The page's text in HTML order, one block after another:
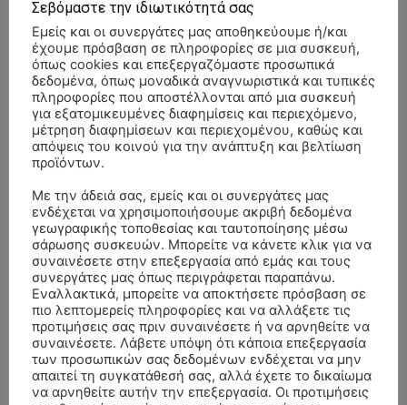
- Advertisment -
Σεβόμαστε την ιδιωτικότητά σας
Εμείς και οι συνεργάτες μας αποθηκεύουμε ή/και
έχουμε πρόσβαση σε πληροφορίες σε μια συσκευή,
όπως cookies και επεξεργαζόμαστε προσωπικά
δεδομένα, όπως μοναδικά αναγνωριστικά και τυπικές
πληροφορίες που αποστέλλονται από μια συσκευή
για εξατομικευμένες διαφημίσεις και περιεχόμενο,
μέτρηση διαφημίσεων και περιεχομένου, καθώς και
απόψεις του κοινού για την ανάπτυξη και βελτίωση
προϊόντων.
Με την άδειά σας, εμείς και οι συνεργάτες μας
ενδέχεται να χρησιμοποιήσουμε ακριβή δεδομένα
γεωγραφικής τοποθεσίας και ταυτοποίησης μέσω
σάρωσης συσκευών. Μπορείτε να κάνετε κλικ για να
συναινέσετε στην επεξεργασία από εμάς και τους
συνεργάτες μας όπως περιγράφεται παραπάνω.
Εναλλακτικά, μπορείτε να αποκτήσετε πρόσβαση σε
πιο λεπτομερείς πληροφορίες και να αλλάξετε τις
προτιμήσεις σας πριν συναινέσετε ή να αρνηθείτε να
συναινέσετε. Λάβετε υπόψη ότι κάποια επεξεργασία
των προσωπικών σας δεδομένων ενδέχεται να μην
απαιτεί τη συγκατάθεσή σας, αλλά έχετε το δικαίωμα
να αρνηθείτε αυτήν την επεξεργασία. Οι προτιμήσεις